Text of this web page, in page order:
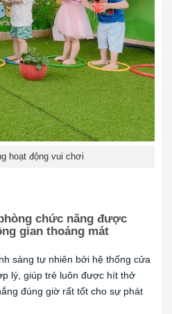
hoạt động vui chơi
chức năng được
gian thoáng mát
sáng tự nhiên bởi hệ thống cửa
lý, giúp trẻ luôn được hít thở
đúng giờ rất tốt cho sự phát